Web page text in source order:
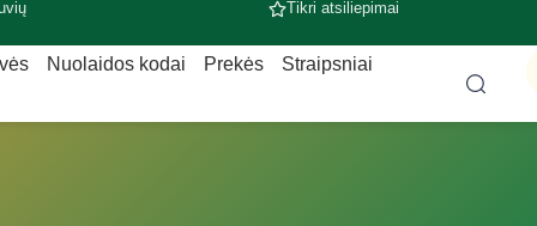
Tikri atsiliepimai
Nuolaidos kodai Prekės Straipsniai